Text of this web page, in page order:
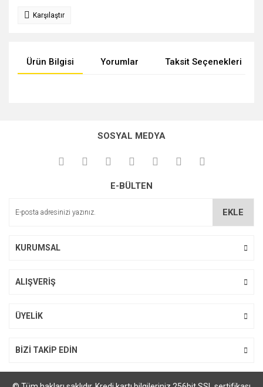
Karşılaştır
Ürün Bilgisi Yorumlar Taksit Seçenekleri
kullanarak tarafımıza iletebilirsiniz.
Görüş ve önerileriniz için teşekkür ederiz.
Ürün açıklamasında eksik bilgiler bulunuyor.
SOSYAL MEDYA
E-BÜLTEN
EKLE
KURUMSAL
ALIŞVERİŞ
ÜYELİK
BİZİ TAKİP EDİN